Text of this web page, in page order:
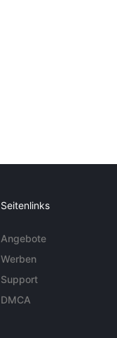
Seitenlinks
Angebote
Werben
Support
DMCA